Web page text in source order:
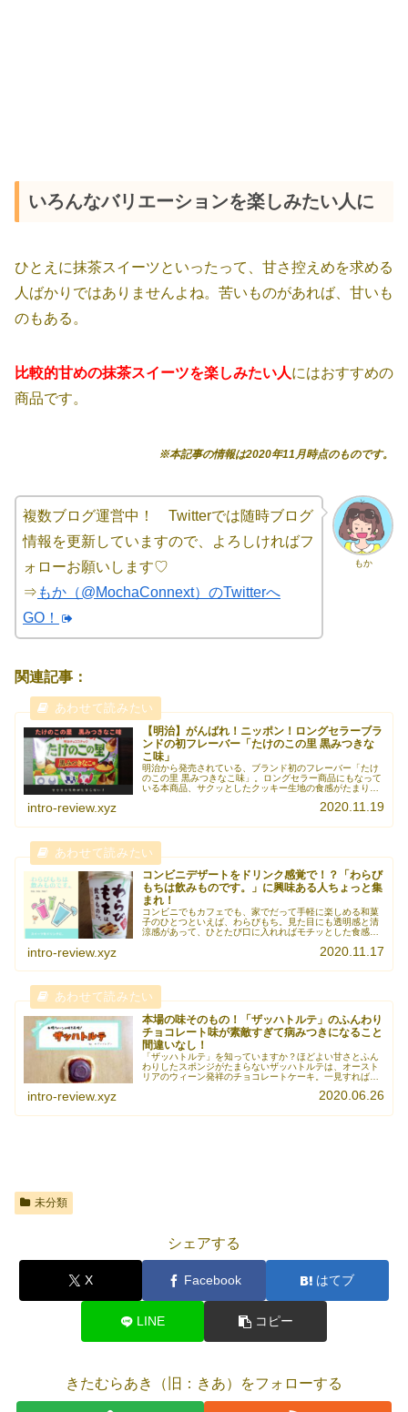
いろんなバリエーションを楽しみたい人に
ひとえに抹茶スイーツといったって、甘さ控えめを求める
人ばかりではありませんよね。苦いものがあれば、甘いも
のもある。
比較的甘めの抹茶スイーツを楽しみたい人にはおすすめの
商品です。
※本記事の情報は2020年11月時点のものです。
もか
複数ブログ運営中！ Twitterでは随時ブログ
情報を更新していますので、よろしければフ
ォローお願いします♡
⇒ もか（@MochaConnext）のTwitterへ
GO！
関連記事：
【明治】がんばれ！ニッポン！ロングセラーブラ
ンドの初フレーバー「たけのこの里 黒みつきな
こ味」
明治から発売されている、ブランド初のフレーバー「たけ
のこの里 黒みつきなこ味」。ロングセラー商品にもなって
いる本商品、サクッとしたクッキー生地の食感がたまりま
たけのこの里 黒みつきなこ味の《続きを読む》
intro-review.xyz 2020.11.19
コンビニデザートをドリンク感覚で！？「わらび
もちは飲みものです。」に興味ある人ちょっと集
まれ！
コンビニでもカフェでも、家でだって手軽に楽しめる和菓
子のひとつといえば、わらびもち。見た目にも透明感と清
涼感があって、ひとたび口に入れればモチッとした食感が
ます。本記事では、ファミリーマ《続きを読む》
intro-review.xyz 2020.11.17
本場の味そのもの！「ザッハトルテ」のふんわり
チョコレート味が素敵すぎて病みつきになること
間違いなし！
「ザッハトルテ」を知っていますか？ほどよい甘さとふん
わりしたスポンジがたまらないザッハトルテは、オースト
リアのウィーン発祥のチョコレートケーキ。一見すればた
ンジの間にあんずジャムが薄く塗ら《続きを読む》
intro-review.xyz 2020.06.26
未分類
シェアする
X Facebook はてブ
LINE コピー
きたむらあき（旧：きあ）をフォローする